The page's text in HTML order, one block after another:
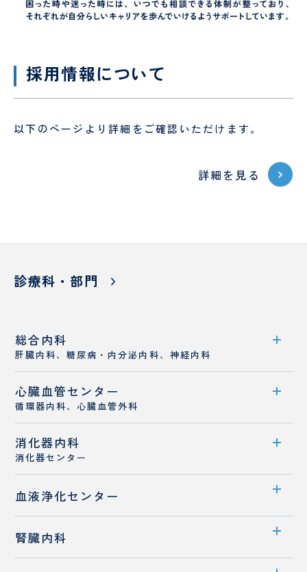
採用情報について
以下のページより詳細をご確認いただけます。
詳細を見る
診療科・部門
総合内科
肝臓内科、糖尿病・内分泌内科、神経内科
診療科案内
医師紹介
心臓血管センター
循環器内科、心臓血管外科
センター案内
心臓血管外科
消化器内科
消化器センター
センター案内
医師紹介
業績
血液浄化センター
センター案内
透析室のご案内
腎臓内科